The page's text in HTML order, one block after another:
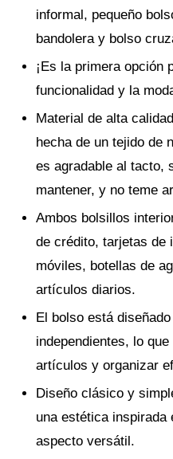
informal, pequeño
bandolera y bolso
¡Es la primera opción
funcionalidad y la
Material de alta
hecha de un tejido de
es agradable al tacto,
mantener, y no teme
Ambos bolsillos
de crédito, tarjetas de
móviles, botellas de
artículos diarios.
El bolso está
independientes, lo
artículos y organizar
Diseño clásico y
una estética inspirada
aspecto versátil.